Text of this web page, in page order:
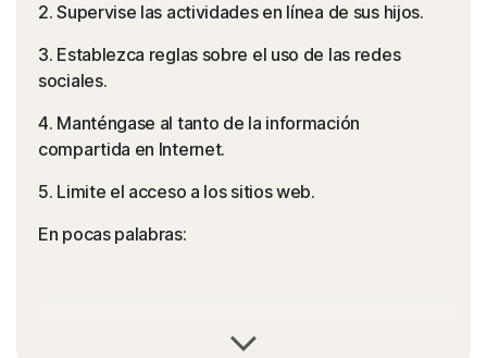
2. Supervise las actividades en línea de sus hijos.
3. Establezca reglas sobre el uso de las redes
sociales.
4. Manténgase al tanto de la información
compartida en Internet.
5. Limite el acceso a los sitios web.
En pocas palabras: